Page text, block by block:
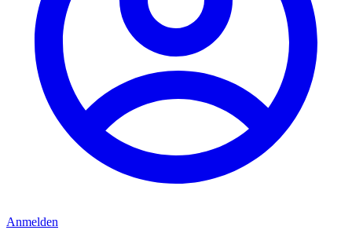
Anmelden